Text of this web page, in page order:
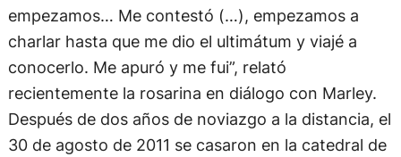
empezamos… Me contestó (…), empezamos a
charlar hasta que me dio el ultimátum y viajé a
conocerlo. Me apuró y me fui”, relató
recientemente la rosarina en diálogo con Marley.
Después de dos años de noviazgo a la distancia, el
30 de agosto de 2011 se casaron en la catedral de